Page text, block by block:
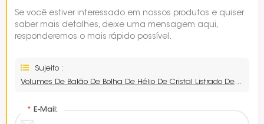
Se você estiver interessado em nossos produtos e quiser
saber mais detalhes, deixe uma mensagem aqui,
responderemos o mais rápido possível.
Sujeito :
Volumes De Balão De Bolha De Hélio De Cristal Listrado De 18 Polegadas
* E-Mail: